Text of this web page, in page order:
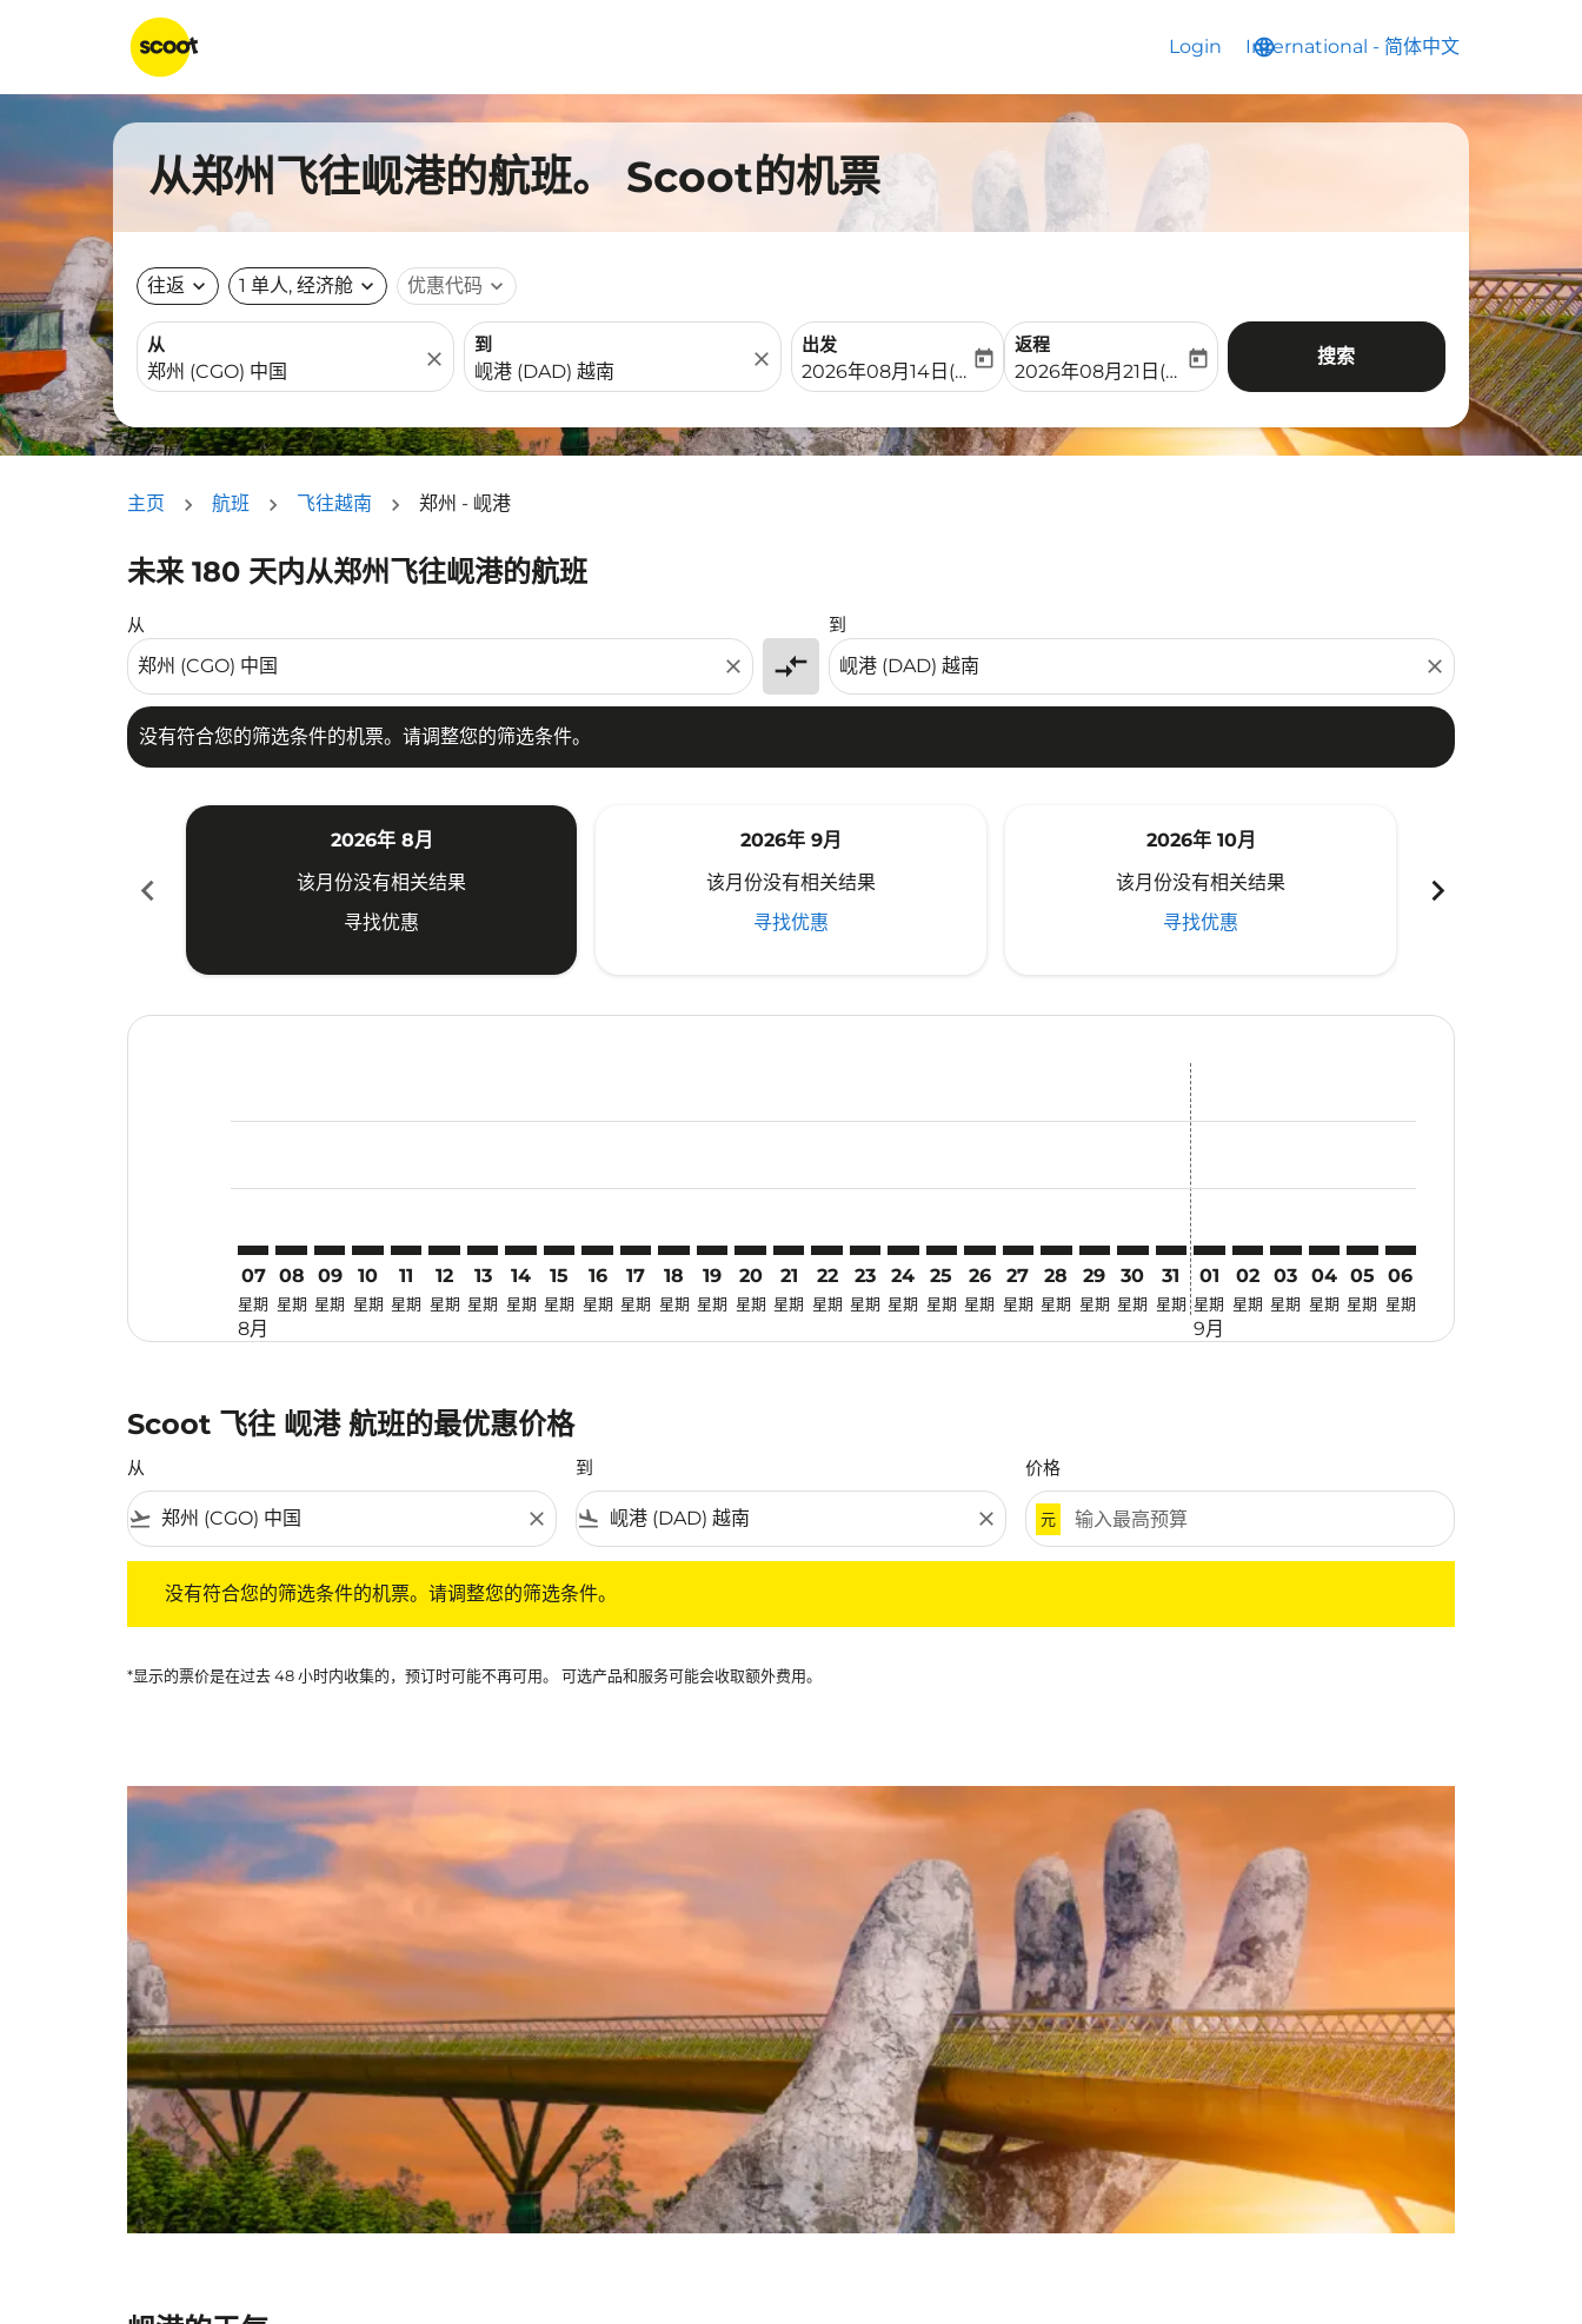
Login language
International - 简体中文
keyboard_arrow_down
从郑州飞往岘港的航班。 Scoot的机票
往返 expand_more 1 单人, 经济舱 expand_more 优惠代码 expand_more
从
close
到
close
出发
fc-booking-departure-date-aria-label
2026年08月14日(周五)
today
返程
fc-booking-return-date-aria-label
2026年08月21日(周五)
today 搜索
主页 航班 飞往越南 郑州 - 岘港
未来 180 天内从郑州飞往岘港的航班
从
close compare_arrows
到
close
没有符合您的筛选条件的机票。请调整您的筛选条件。
没有符合您的筛选条件的机票。请调整您的筛选条件。
chevron_left
2026年 8月
该月份没有相关结果
寻找优惠
2026年 9月
该月份没有相关结果
寻找优惠
2026年 10月
该月份没有相关结果
寻找优惠
chevron_right
07
星期
8月
08
星期
09
星期
10
星期
11
星期
12
星期
13
星期
14
星期
15
星期
16
星期
17
星期
18
星期
19
星期
20
星期
CGO–DAD: cmp-view-offers-disclaimer. 寻找优惠
21
星期
CGO–DAD: cmp-view-offers-disclaimer. 寻找优惠
22
星期
CGO–DAD: cmp-view-offers-disclaimer. 寻找优惠
23
星期
CGO–DAD: cmp-view-offers-disclaimer. 寻找优惠
24
星期
CGO–DAD: cmp-view-offers-disclaimer. 寻找优惠
25
星期
CGO–DAD: cmp-view-offers-disclaimer. 寻找优惠
26
星期
CGO–DAD: cmp-view-offers-disclaimer. 寻找优惠
27
星期
CGO–DAD: cmp-view-offers-disclaimer. 寻找优惠
28
星期
CGO–DAD: cmp-view-offers-disclaimer. 寻找优惠
29
星期
CGO–DAD: cmp-view-offers-disclaimer. 寻找优惠
30
星期
CGO–DAD: cmp-view-offers-disclaimer. 寻找优惠
31
星期
01
星期
9月
02
星期
03
星期
04
星期
05
星期
06
星期
Scoot 飞往 岘港 航班的最优惠价格
从
flight_takeoff close
到
flight_land close
价格
元
没有符合您的筛选条件的机票。请调整您的筛选条件。
*显示的票价是在过去 48 小时内收集的，预订时可能不再可用。 可选产品和服务可能会收取额外费用。